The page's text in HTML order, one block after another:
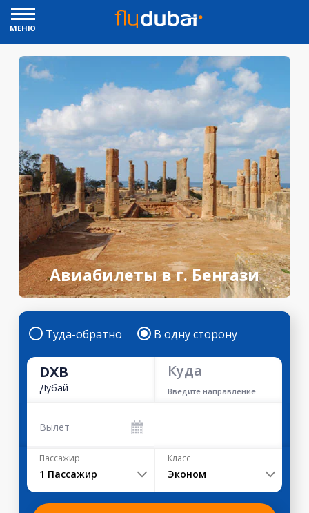
МЕНЮ
Авиабилеты в г. Бенгази
Туда-обратно В одну сторону
DXB
Дубай
Куда
Введите направление
Вылет
Пассажир
1 Пассажир
Класс
Эконом